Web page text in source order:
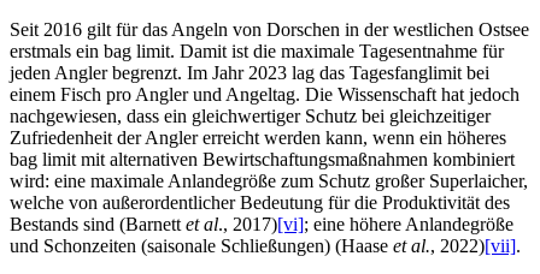
Seit 2016 gilt für das Angeln von Dorschen in der westlichen Ostsee
erstmals ein bag limit. Damit ist die maximale Tagesentnahme für
jeden Angler begrenzt. Im Jahr 2023 lag das Tagesfanglimit bei
einem Fisch pro Angler und Angeltag. Die Wissenschaft hat jedoch
nachgewiesen, dass ein gleichwertiger Schutz bei gleichzeitiger
Zufriedenheit der Angler erreicht werden kann, wenn ein höheres
bag limit mit alternativen Bewirtschaftungsmaßnahmen kombiniert
wird: eine maximale Anlandegröße zum Schutz großer Superlaicher,
welche von außerordentlicher Bedeutung für die Produktivität des
Bestands sind (Barnett et al., 2017)[vi]; eine höhere Anlandegröße
und Schonzeiten (saisonale Schließungen) (Haase et al., 2022)[vii].